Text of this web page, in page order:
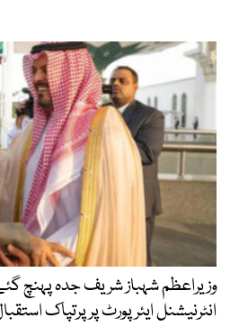
وزیراعظم شہباز شریف جدہ پہنچ
انٹرنیشنل ایئر پورٹ پر پرتپاک